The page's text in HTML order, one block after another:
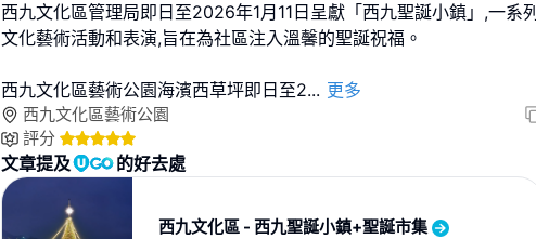
西九文化區管理局即日至2026年1月11日呈獻「西九聖誕小鎮」,一系列
文化藝術活動和表演,旨在為社區注入溫馨的聖誕祝福。
西九文化區藝術公園海濱西草坪即日至2... 更多
西九文化區藝術公園
評分
文章提及 的好去處
西九文化區 - 西九聖誕小鎮+聖誕市集